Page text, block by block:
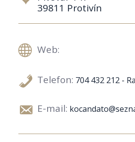
39811 Protivín
Web:
Telefon: 704 432 212 -
E-mail: